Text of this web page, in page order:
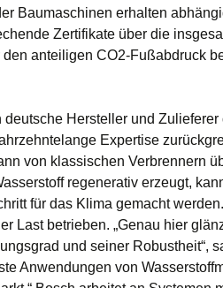
Baumaschinen erhalten
Zertifikate über die
anteiligen CO2-Fußabdruck
deutsche Hersteller und Zulieferer
Expertise
von klassischen Verbrennern
regenerativ erzeugt,
für das Klima gemacht
Last betrieben. „Genau hier
und seiner Robustheit“,
Anwendungen von